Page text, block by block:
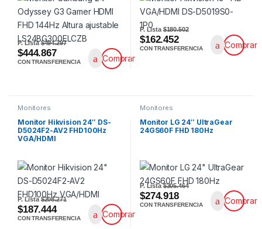
P. Lista$494.297
$444.867
CON TRANSFERENCIA Comprar
P. Lista$180.502
$162.452
CON TRANSFERENCIA Comprar
Monitores
Monitor Hikvision 24″ DS-
D5024F2-AV2 FHD100Hz
VGA/HDMI
P. Lista$208.271
$187.444
CON TRANSFERENCIA Comprar
Monitores
Monitor LG 24″ UltraGear
24GS60F FHD 180Hz
P. Lista$305.464
$274.918
CON TRANSFERENCIA Comprar